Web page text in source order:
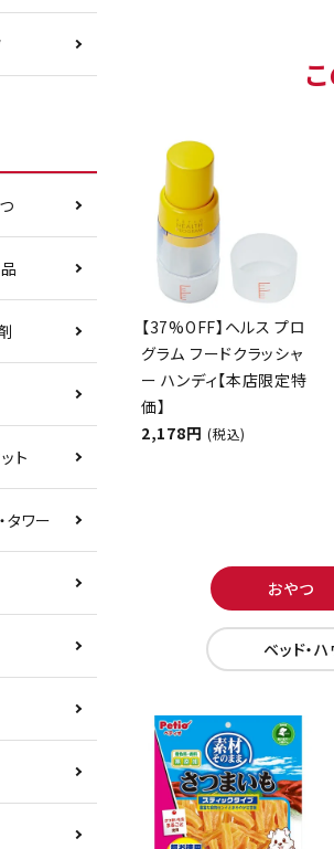
ト
タワー
【37%OFF】ヘルス プロ
グラム フードクラッシャ
ー ハンディ【本店限定特
価】
2,178円 (税込)
おやつ
ベッド・ハ